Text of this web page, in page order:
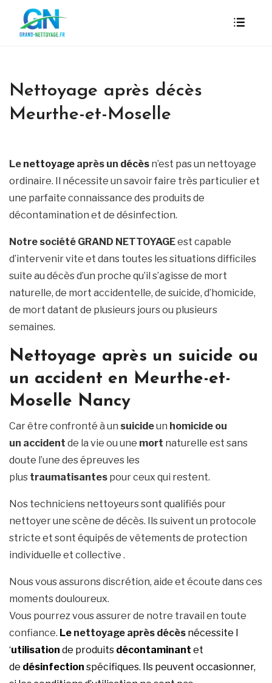
Nettoyage après décès
Meurthe-et-Moselle
Le nettoyage après un décès n’est pas un nettoyage
ordinaire. Il nécessite un savoir faire très particulier et
une parfaite connaissance des produits de
décontamination et de désinfection.
Notre société GRAND NETTOYAGEest capable
d’intervenir vite et dans toutes les situations difficiles
suite au décès d’un proche qu’il s’agisse de mort
naturelle, de mort accidentelle, de suicide, d’homicide,
de mort datant de plusieurs jours ou plusieurs
semaines.
Nettoyage après un suicide ou
un accident en Meurthe-et-
Moselle Nancy
Car être confronté à un suicideun homicide ou
un accident de la vie ou une mort naturelle est sans
doute l’une des épreuves les
plus traumatisantes pour ceux qui restent.
Nos techniciens nettoyeurs sont qualifiés pour
nettoyer une scène de décès. Ils suivent un protocole
stricte et sont équipés de vêtements de protection
individuelle et collective .
Nous vous assurons discrétion, aide et écoute dans ces
moments douloureux.
Vous pourrez vous assurer de notre travail en toute
confiance. Le nettoyage après décès nécessite l
‘utilisation de produits décontaminant et
de désinfection spécifiques. Ils peuvent occasionner,